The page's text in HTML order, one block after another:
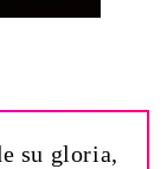
su gloria,